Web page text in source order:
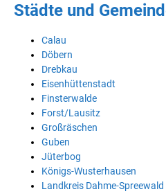
Städte und
Calau
Döbern
Drebkau
Eisenhüttenstadt
Finsterwalde
Forst/Lausitz
Großräschen
Guben
Jüterbog
Königs-Wusterhausen
Landkreis Dahme-Spreewald